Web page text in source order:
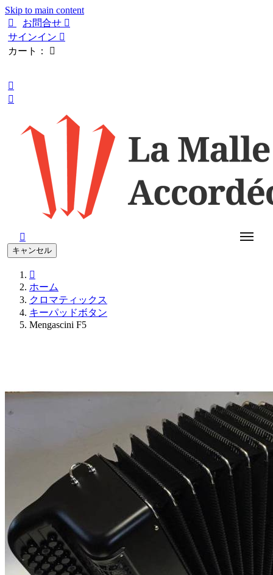
Skip to main content

お問合せ 
サインイン 
カート：




キャンセル

ホーム
クロマティックス
キーパッドボタン
Mengascini F5